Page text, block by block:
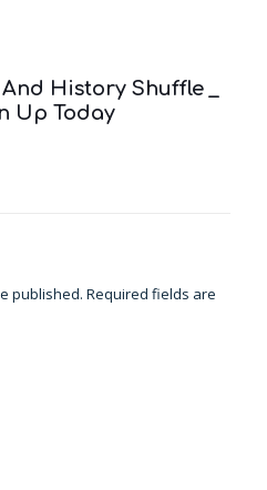
History Shuffle _
Up Today
published. Required fields are